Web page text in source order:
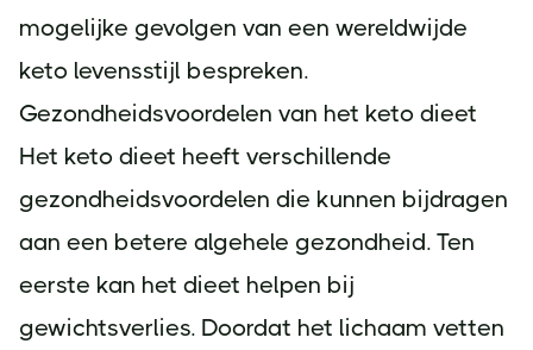
mogelijke gevolgen van een wereldwijde
keto levensstijl bespreken.
Gezondheidsvoordelen van het keto dieet
Het keto dieet heeft verschillende
gezondheidsvoordelen die kunnen bijdragen
aan een betere algehele gezondheid. Ten
eerste kan het dieet helpen bij
gewichtsverlies. Doordat het lichaam vetten